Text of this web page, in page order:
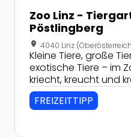
Zoo Linz -
Pöstlingberg
location_on 4040 Linz
Kleine Tiere, große
exotische Tiere – im
kriecht, kreucht und
Auge reicht!
FREIZEITTIPP